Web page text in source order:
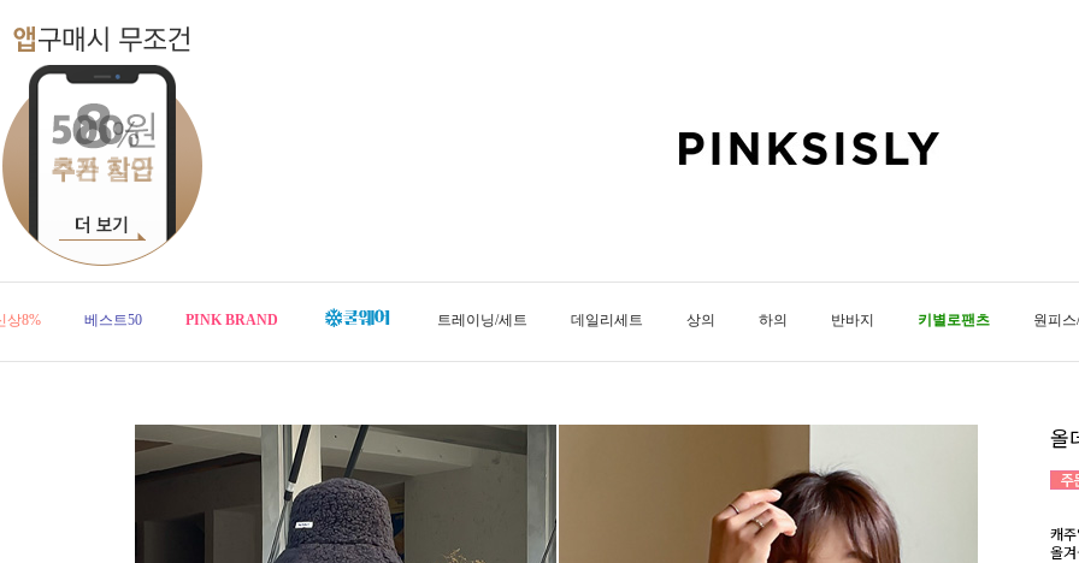
상8% 베스트50 PINK BRAND 트레이닝/세트 데일리세트 상의 하의 반바지 키별로팬츠 원피
올
캐
올